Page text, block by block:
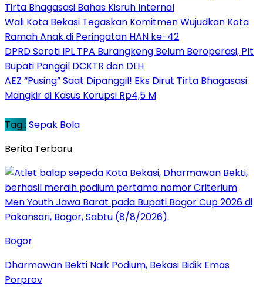
Tirta Bhagasasi Bahas Kisruh Internal
Wali Kota Bekasi Tegaskan Komitmen Wujudkan Kota
Ramah Anak di Peringatan HAN ke-42
DPRD Soroti IPL TPA Burangkeng Belum Beroperasi, Plt
Bupati Panggil DCKTR dan DLH
AEZ “Pusing” Saat Dipanggil! Eks Dirut Tirta Bhagasasi
Mangkir di Kasus Korupsi Rp4,5 M
Tag : Sepak Bola
Berita Terbaru
Bogor
Dharmawan Bekti Naik Podium, Bekasi Bidik Emas
Porprov